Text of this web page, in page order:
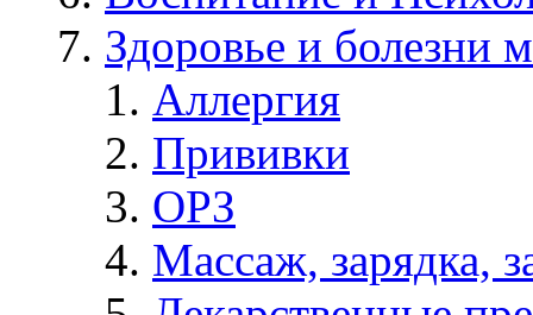
Здоровье и болезни
Аллергия
Прививки
ОРЗ
Массаж, зарядка,